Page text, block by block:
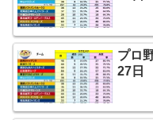
プロ
27日